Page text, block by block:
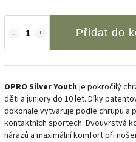
Přidat do
OPRO Silver Youth je pokročilý
děti a juniory do 10 let. Díky
dokonale vytvaruje podle chrupu a
kontaktních sportech. Dvouvrstvá
nárazů a maximální komfort při